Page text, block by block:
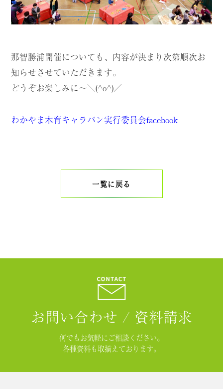
那智勝浦開催についても、内容が決まり次第順次お
知らせさせていただきます。
どうぞお楽しみに〜＼(^o^)／
わかやま木育キャラバン実行委員会facebook
一覧に戻る
お問い合わせ / 資料請求
何でもお気軽にご相談ください。
各種資料も取揃えております。